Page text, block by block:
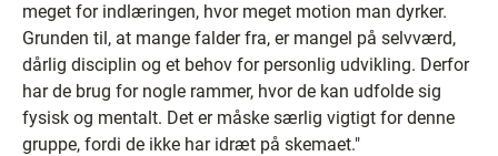
meget for indlæringen, hvor meget motion man dyrker.
Grunden til, at mange falder fra, er mangel på selvværd,
dårlig disciplin og et behov for personlig udvikling. Derfor
har de brug for nogle rammer, hvor de kan udfolde sig
fysisk og mentalt. Det er måske særlig vigtigt for denne
gruppe, fordi de ikke har idræt på skemaet."